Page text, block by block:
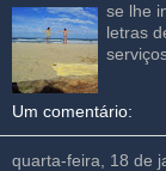
se lhe
letras
Um comentário:
quarta-feira, 18 de